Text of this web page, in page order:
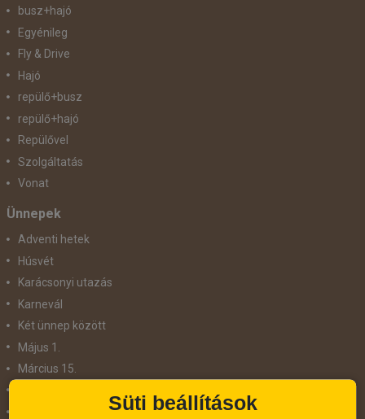
busz+hajó
Egyénileg
Fly & Drive
Hajó
repülő+busz
repülő+hajó
Repülővel
Szolgáltatás
Vonat
Ünnepek
Adventi hetek
Húsvét
Karácsonyi utazás
Karnevál
Két ünnep között
Május 1.
Március 15.
Süti beállítások